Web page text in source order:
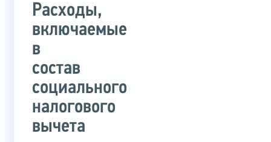
Расходы,
включаемые
в
состав
социального
налогового
вычета